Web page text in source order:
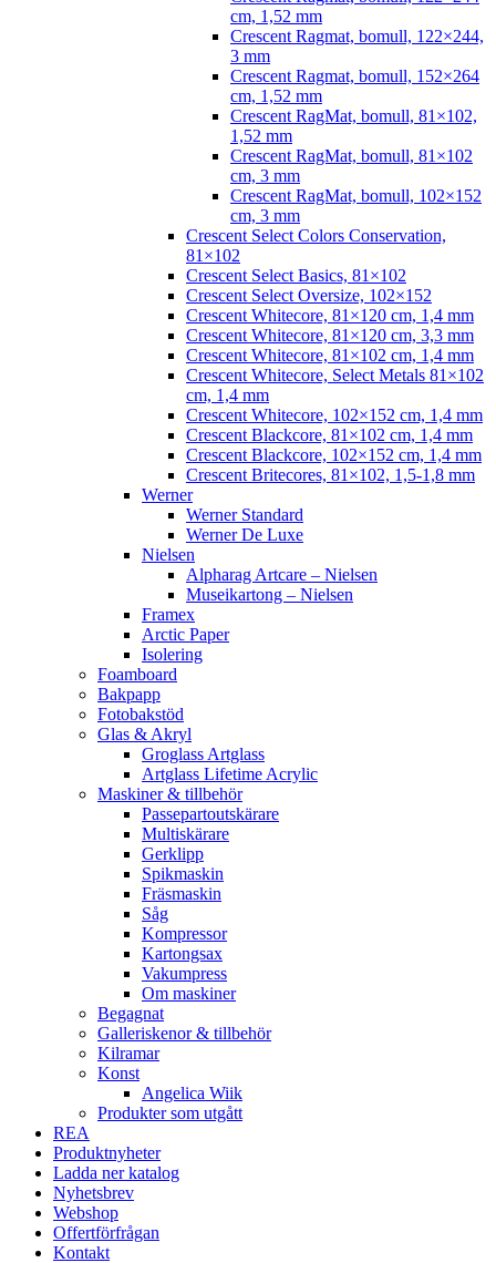
cm, 1,52 mm
Crescent Ragmat, bomull, 122×244,
3 mm
Crescent Ragmat, bomull, 152×264
cm, 1,52 mm
Crescent RagMat, bomull, 81×102,
1,52 mm
Crescent RagMat, bomull, 81×102
cm, 3 mm
Crescent RagMat, bomull, 102×152
cm, 3 mm
Crescent Select Colors Conservation,
81×102
Crescent Select Basics, 81×102
Crescent Select Oversize, 102×152
Crescent Whitecore, 81×120 cm, 1,4 mm
Crescent Whitecore, 81×120 cm, 3,3 mm
Crescent Whitecore, 81×102 cm, 1,4 mm
Crescent Whitecore, Select Metals 81×102
cm, 1,4 mm
Crescent Whitecore, 102×152 cm, 1,4 mm
Crescent Blackcore, 81×102 cm, 1,4 mm
Crescent Blackcore, 102×152 cm, 1,4 mm
Crescent Britecores, 81×102, 1,5-1,8 mm
Werner
Werner Standard
Werner De Luxe
Nielsen
Alpharag Artcare – Nielsen
Museikartong – Nielsen
Framex
Arctic Paper
Isolering
Foamboard
Bakpapp
Fotobakstöd
Glas & Akryl
Groglass Artglass
Artglass Lifetime Acrylic
Maskiner & tillbehör
Passepartoutskärare
Multiskärare
Gerklipp
Spikmaskin
Fräsmaskin
Såg
Kompressor
Kartongsax
Vakumpress
Om maskiner
Begagnat
Galleriskenor & tillbehör
Kilramar
Konst
Angelica Wiik
Produkter som utgått
REA
Produktnyheter
Ladda ner katalog
Nyhetsbrev
Webshop
Offertförfrågan
Kontakt